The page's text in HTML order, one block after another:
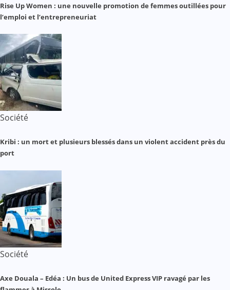
Rise Up Women : une nouvelle promotion de femmes outillées pour
l’emploi et l’entrepreneuriat
Société
Kribi : un mort et plusieurs blessés dans un violent accident près du
port
Société
Axe Douala – Edéa : Un bus de United Express VIP ravagé par les